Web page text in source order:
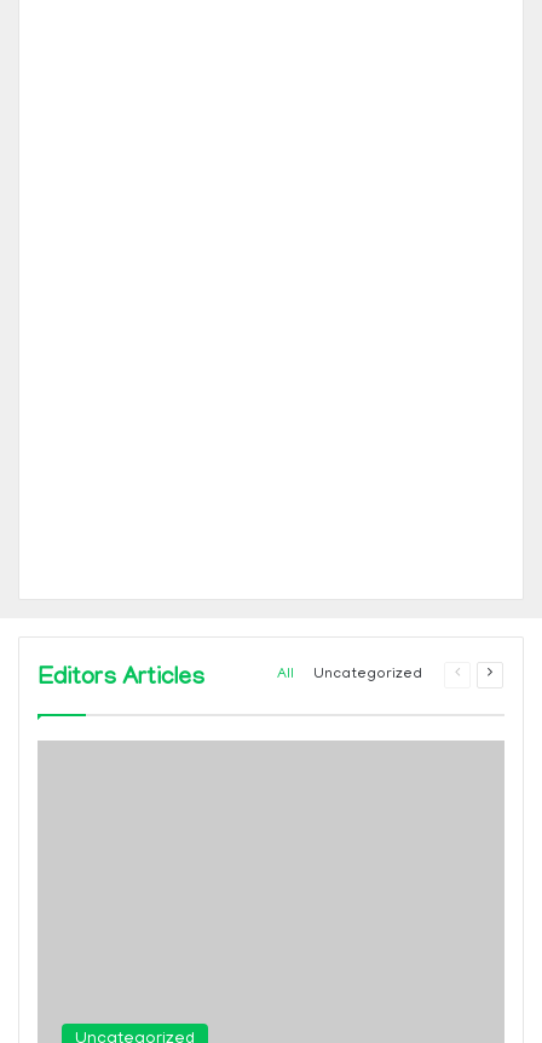
Editors Articles All Uncategorized
Previous
Next
Uncategorized